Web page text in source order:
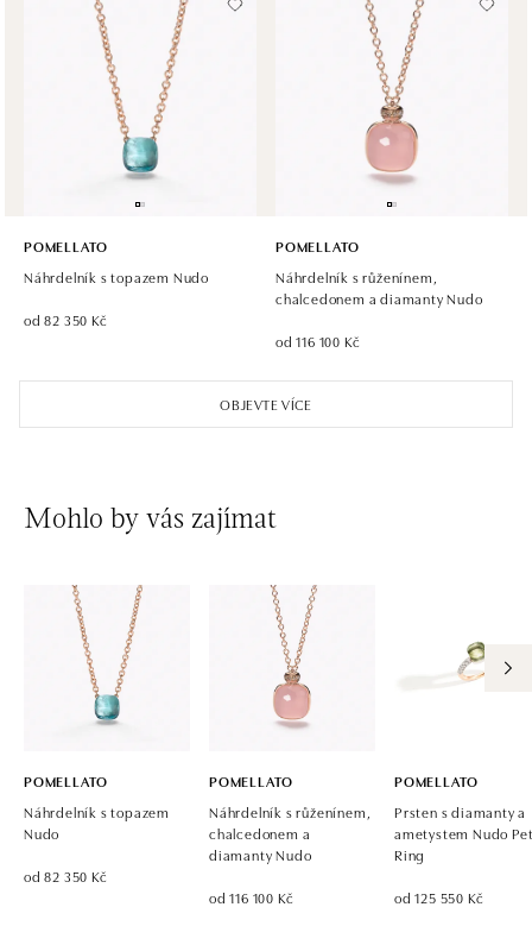
Halada OC Aupark, Bratislava
Einsteinova 18, 851 01 Bratislava
tel.: +421 917 090 891
dnes otevřeno do 21:00
OBJEVTE VÍCE
POMELLATO
Náhrdelník s topazem Nudo
od 82 350 Kč
POMELLATO
Náhrdelník s růženínem,
chalcedonem a diamanty Nudo
od 116 100 Kč
Mohlo by vás zajímat
POMELLATO
Náhrdelník s topazem
Nudo
od 82 350 Kč
POMELLATO
Náhrdelník s růženínem,
chalcedonem a
diamanty Nudo
od 116 100 Kč
POMELLATO
Prsten s diamanty a
ametystem Nudo
Ring
od 125 550 Kč